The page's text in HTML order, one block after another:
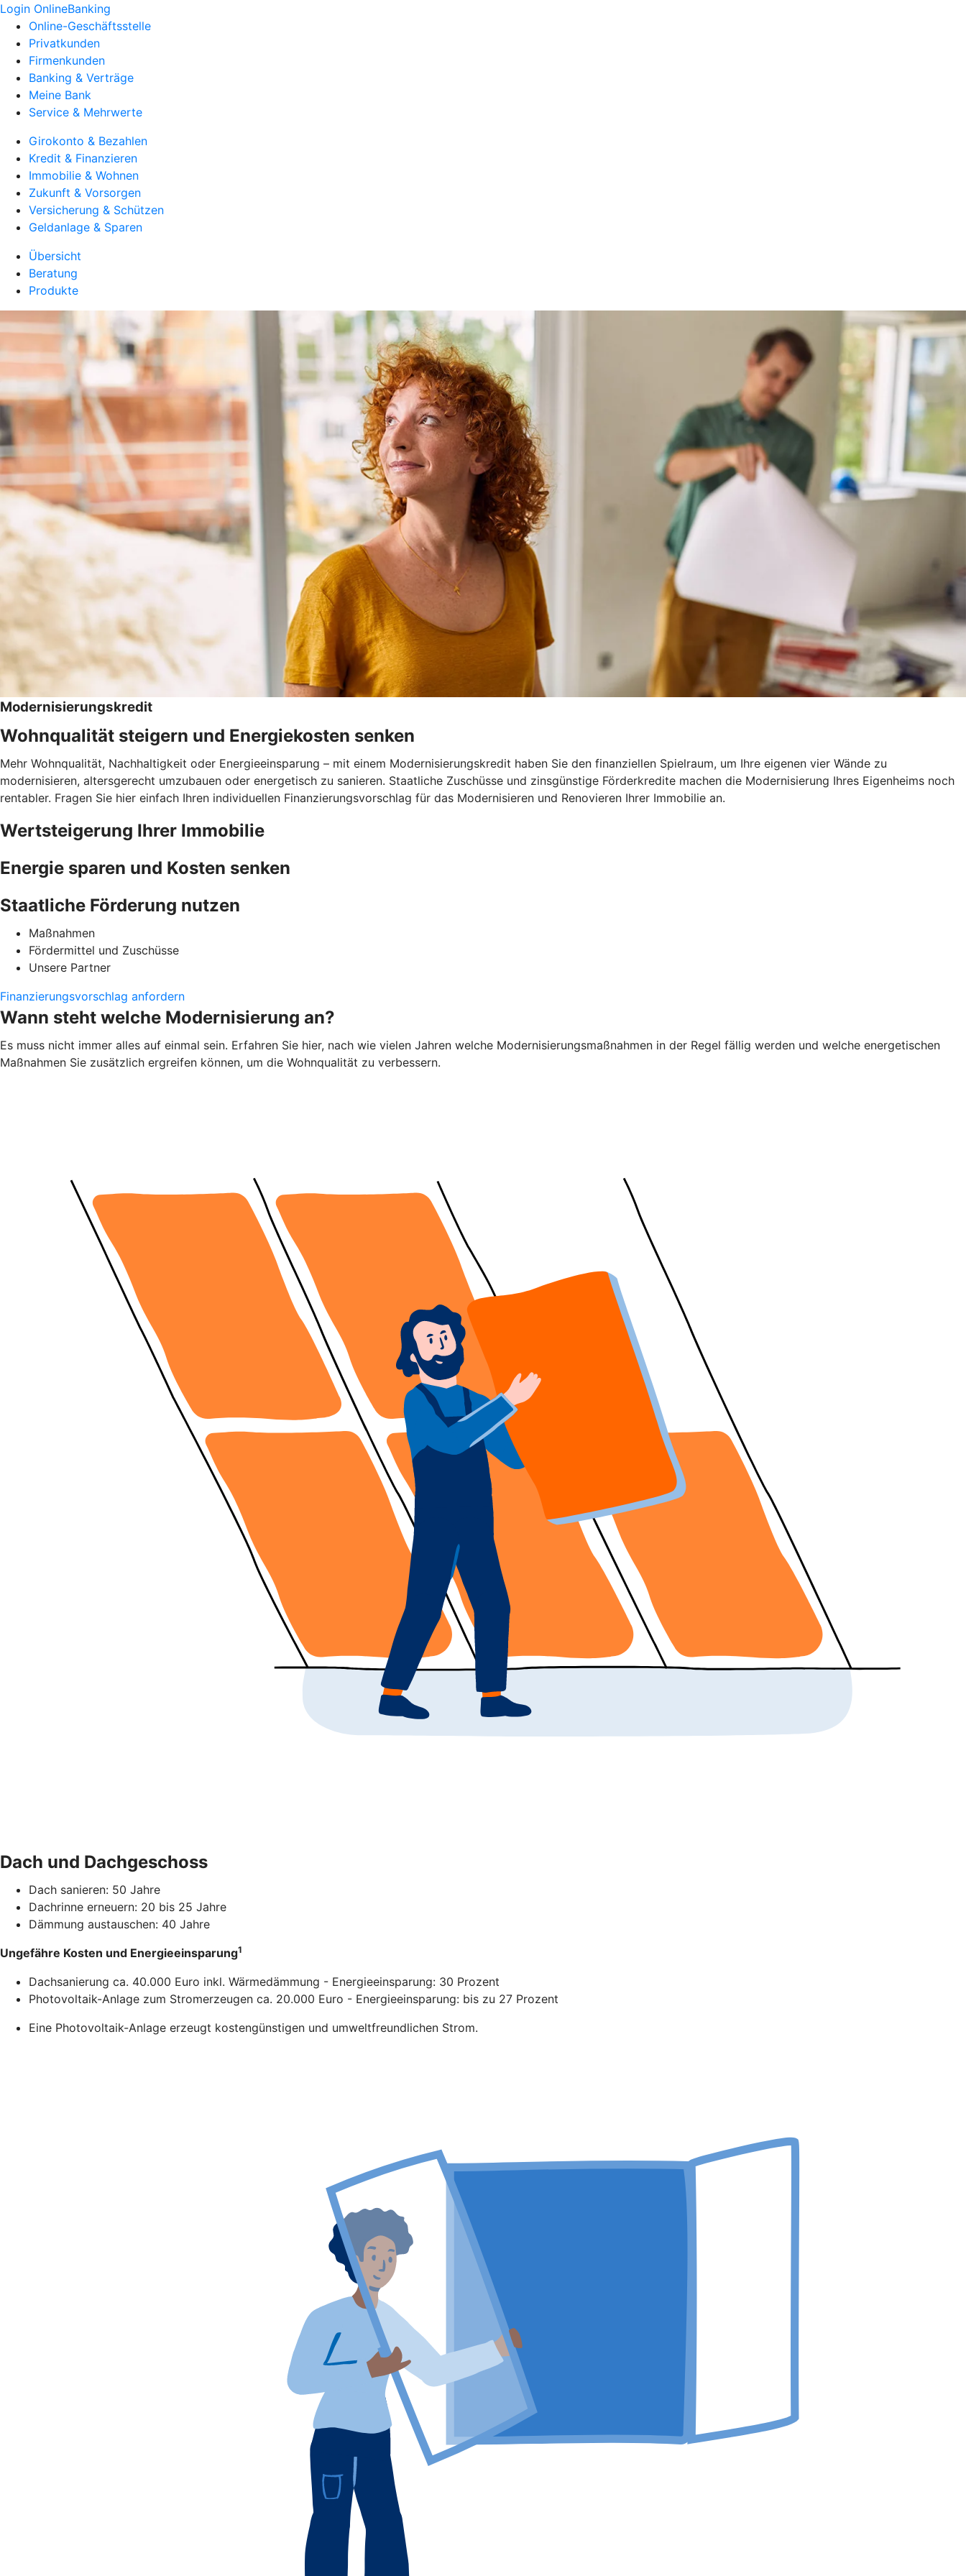
Login OnlineBanking
Online-Geschäftsstelle
Privatkunden
Firmenkunden
Banking & Verträge
Meine Bank
Service & Mehrwerte
Girokonto & Bezahlen
Kredit & Finanzieren
Immobilie & Wohnen
Zukunft & Vorsorgen
Versicherung & Schützen
Geldanlage & Sparen
Übersicht
Beratung
Produkte
Modernisierungskredit
Wohnqualität steigern und Energiekosten senken
Mehr Wohnqualität, Nachhaltigkeit oder Energieeinsparung – mit einem Modernisierungskredit haben Sie den finanziellen Spielraum, um Ihre eigenen vier Wände zu
modernisieren, altersgerecht umzubauen oder energetisch zu sanieren. Staatliche Zuschüsse und zinsgünstige Förderkredite machen die Modernisierung Ihres Eigenheims noch
rentabler. Fragen Sie hier einfach Ihren individuellen Finanzierungsvorschlag für das Modernisieren und Renovieren Ihrer Immobilie an.
Wertsteigerung Ihrer Immobilie
Energie sparen und Kosten senken
Staatliche Förderung nutzen
Maßnahmen
Fördermittel und Zuschüsse
Unsere Partner
Finanzierungsvorschlag anfordern
Wann steht welche Modernisierung an?
Es muss nicht immer alles auf einmal sein. Erfahren Sie hier, nach wie vielen Jahren welche Modernisierungsmaßnahmen in der Regel fällig werden und welche energetischen
Maßnahmen Sie zusätzlich ergreifen können, um die Wohnqualität zu verbessern.
Dach und Dachgeschoss
Dach sanieren: 50 Jahre
Dachrinne erneuern: 20 bis 25 Jahre
Dämmung austauschen: 40 Jahre
Ungefähre Kosten und Energieeinsparung1
Dachsanierung ca. 40.000 Euro inkl. Wärmedämmung - Energieeinsparung: 30 Prozent
Photovoltaik-Anlage zum Stromerzeugen ca. 20.000 Euro - Energieeinsparung: bis zu 27 Prozent
Eine Photovoltaik-Anlage erzeugt kostengünstigen und umweltfreundlichen Strom.